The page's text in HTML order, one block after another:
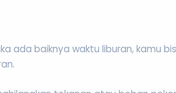
ada baiknya waktu liburan, kamu